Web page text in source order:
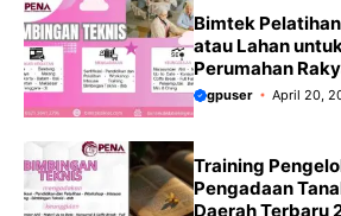
Bimtek
atau Lahan
Perumahan
Permukiman dan
Terbaru 2026/
gpuser April 20,
Training
Pengadaan
Daerah Terbaru